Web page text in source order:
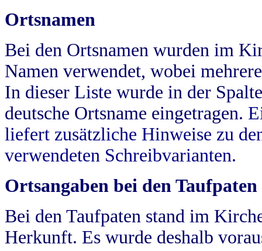
Ortsnamen
Bei den Ortsnamen wurden im
Namen verwendet, wobei
In dieser Liste wurde in der
deutsche Ortsname eingetragen.
liefert zusätzliche Hinweise zu
verwendeten Schreibvarianten.
Ortsangaben bei den Taufpaten
Bei den Taufpaten stand im
Herkunft. Es wurde deshalb